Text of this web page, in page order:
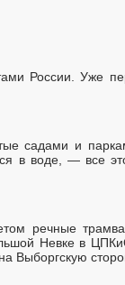
России. Уже
садами и
в воде, — все
речные
Невке в